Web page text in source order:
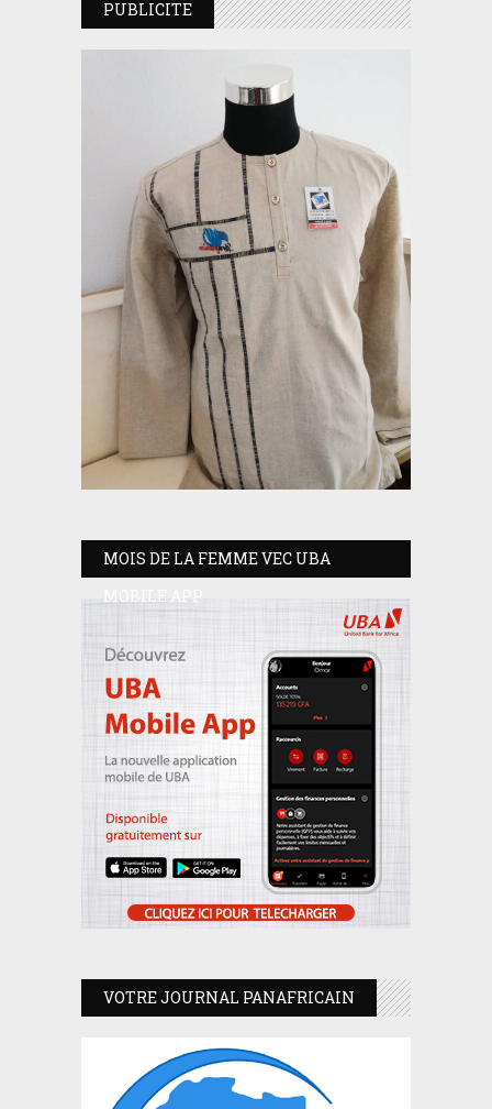
PUBLICITE
MOIS DE LA FEMME VEC UBA
MOBILE APP
VOTRE JOURNAL PANAFRICAIN